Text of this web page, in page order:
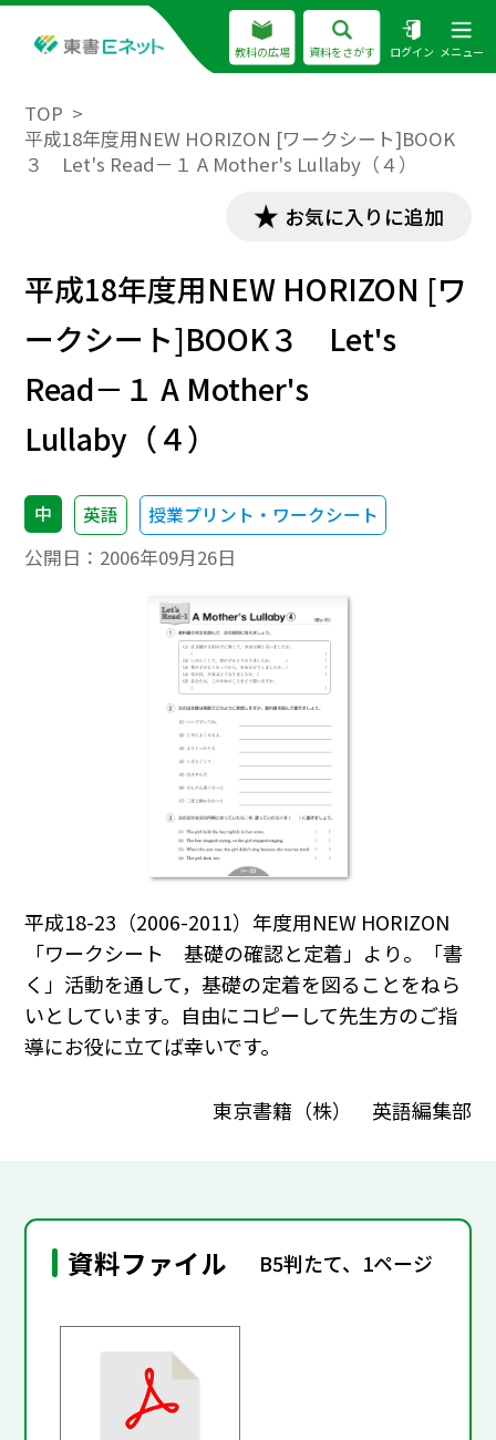
教科の広場 資料をさがす ログイン メニュー
TOP
平成18年度用NEW HORIZON [ワークシート]BOOK
３ Let's Read－１ A Mother's Lullaby（４）
お気に入りに追加
平成18年度用NEW HORIZON [ワ
ークシート]BOOK３ Let's
Read－１ A Mother's
Lullaby（４）
中 英語 授業プリント・ワークシート
公開日： 2006年09月26日
平成18-23（2006-2011）年度用NEW HORIZON
「ワークシート 基礎の確認と定着」より。「書
く」活動を通して，基礎の定着を図ることをねら
いとしています。自由にコピーして先生方のご指
導にお役に立てば幸いです。
東京書籍（株） 英語編集部
資料ファイル B5判たて、1ページ